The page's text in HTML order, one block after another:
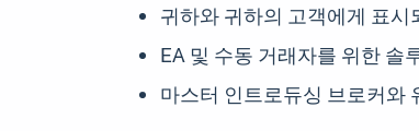
귀하와 귀하의 고객에게 표시
EA 및 수동 거래자를 위한 솔
마스터 인트로듀싱 브로커와